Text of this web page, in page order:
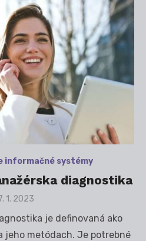
informačné systémy
diagnostika
1. 2023
je definovaná ako
jeho metódach. Je potrebné